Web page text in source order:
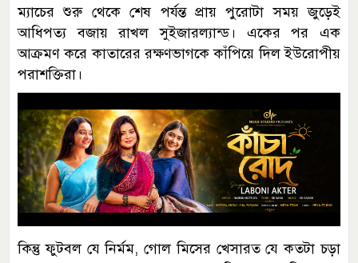
ম্যাচের শুরু থেকে শেষ পর্যন্ত প্রায় পুরোটা সময় জুড়েই
আধিপত্য বজায় রাখল সুইজারল্যান্ড। একের পর এক
আক্রমণ করে কাতারের রক্ষণভাগকে কাঁপিয়ে দিল ইউরোপীয়
পরাশক্তিরা।
কিন্তু ফুটবল যে নির্মম, গোল মিসের খেসারত যে কতটা চড়া